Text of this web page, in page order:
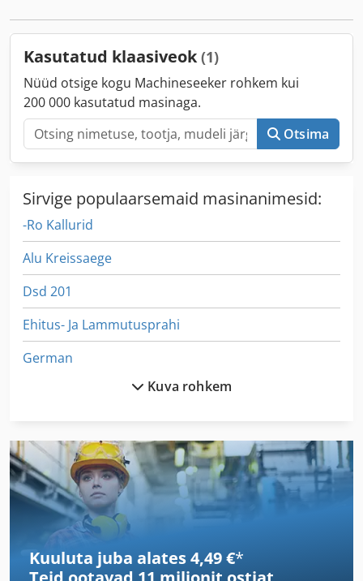
Kasutatud klaasiveok (1)
Nüüd otsige kogu Machineseeker rohkem kui
200 000 kasutatud masinaga.
Otsima
Sirvige populaarsemaid masinanimesid:
-Ro Kallurid
Alu Kreissaege
Dsd 201
Ehitus- Ja Lammutusprahi
German
Idx 23
International 560
Ka 77
Kahjustumist Transpordi
Kuva rohkem
Kuuluta juba alates 4,49 €*